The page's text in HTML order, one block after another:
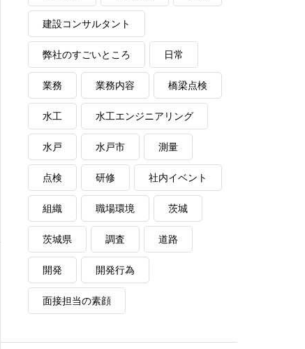
建設コンサルタント
弊社のすごいところ 日常
業務 業務内容 橋梁点検
水工 水工エンジニアリング
水戸 水戸市 測量
点検 研修 社内イベント
組織 職場環境 茨城
茨城県 調査 道路
開発 開発行為
面接担当の素顔